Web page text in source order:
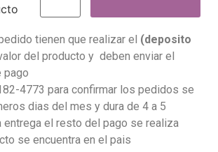
tienen que realizar el (deposito
del producto y deben enviar el
pago
4773 para confirmar los pedidos se
dias del mes y dura de 4 a 5
entrega el resto del pago se realiza
se encuentra en el pais